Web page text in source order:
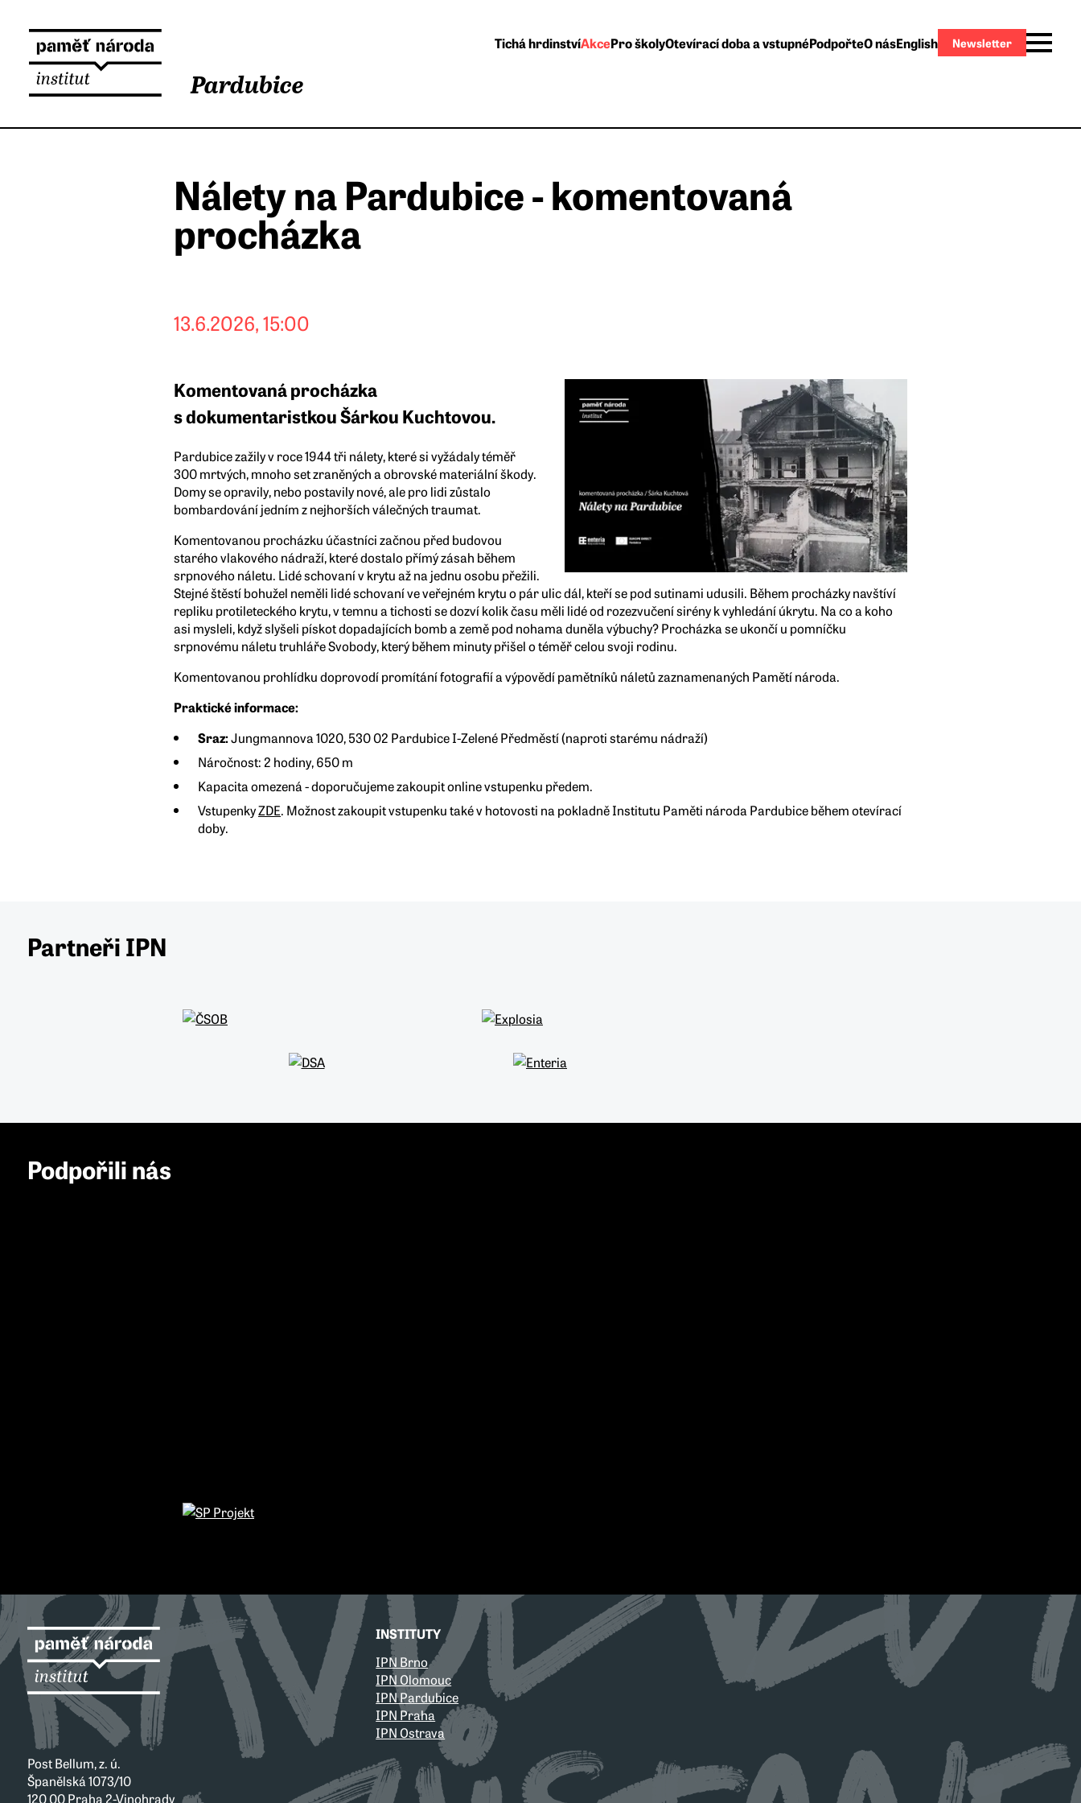
Tichá hrdinstvíAkcePro školyOtevírací doba a vstupnéPodpořteO násEnglish Newsletter
Pardubice
Nálety na Pardubice - komentovaná
procházka
13.6.2026, 15:00
Komentovaná procházka
s dokumentaristkou Šárkou Kuchtovou.
Pardubice zažily v roce 1944 tři nálety, které si vyžádaly téměř
300 mrtvých, mnoho set zraněných a obrovské materiální škody.
Domy se opravily, nebo postavily nové, ale pro lidi zůstalo
bombardování jedním z nejhorších válečných traumat.
Komentovanou procházku účastníci začnou před budovou
starého vlakového nádraží, které dostalo přímý zásah během
srpnového náletu. Lidé schovaní v krytu až na jednu osobu přežili.
Stejné štěstí bohužel neměli lidé schovaní ve veřejném krytu o pár ulic dál, kteří se pod sutinami udusili. Během procházky navštíví
repliku protileteckého krytu, v temnu a tichosti se dozví kolik času měli lidé od rozezvučení sirény k vyhledání úkrytu. Na co a koho
asi mysleli, když slyšeli pískot dopadajících bomb a země pod nohama duněla výbuchy? Procházka se ukončí u pomníčku
srpnovému náletu truhláře Svobody, který během minuty přišel o téměř celou svoji rodinu.
Komentovanou prohlídku doprovodí promítání fotografií a výpovědí pamětníků náletů zaznamenaných Pamětí národa.
Praktické informace:
Sraz:Jungmannova 1020, 530 02 Pardubice I-Zelené Předměstí (naproti starému nádraží)
Náročnost: 2 hodiny, 650 m
Kapacita omezená - doporučujeme zakoupit online vstupenku předem.
VstupenkyZDE. Možnost zakoupit vstupenku také v hotovosti na pokladně Institutu Paměti národa Pardubice během otevírací
doby.
Partneři IPN
Podpořili nás
Post Bellum, z. ú.
Španělská 1073/10
120 00 Praha 2-Vinohrady
INSTITUTY
IPN Brno
IPN Olomouc
IPN Pardubice
IPN Praha
IPN Ostrava